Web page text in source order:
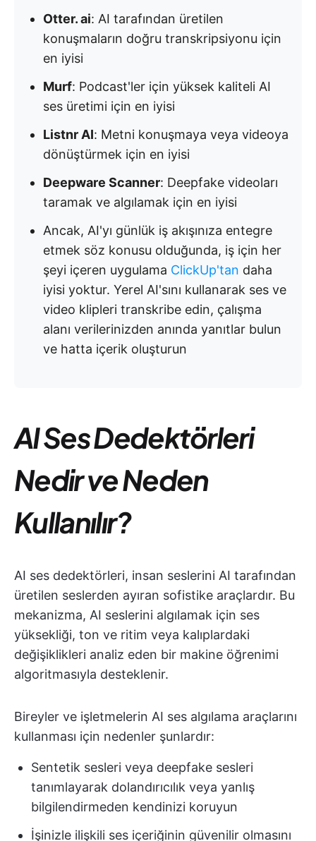
Otter. ai: AI tarafından üretilen
konuşmaların doğru transkripsiyonu için
en iyisi
Murf: Podcast'ler için yüksek kaliteli AI
ses üretimi için en iyisi
Listnr AI: Metni konuşmaya veya videoya
dönüştürmek için en iyisi
Deepware Scanner: Deepfake videoları
taramak ve algılamak için en iyisi
Ancak, AI'yı günlük iş akışınıza entegre
etmek söz konusu olduğunda, iş için her
şeyi içeren uygulama ClickUp'tan daha
iyisi yoktur. Yerel AI'sını kullanarak ses ve
video klipleri transkribe edin, çalışma
alanı verilerinizden anında yanıtlar bulun
ve hatta içerik oluşturun
AI Ses Dedektörleri
Nedir ve Neden
Kullanılır?
AI ses dedektörleri, insan seslerini AI tarafından
üretilen seslerden ayıran sofistike araçlardır. Bu
mekanizma, AI seslerini algılamak için ses
yüksekliği, ton ve ritim veya kalıplardaki
değişiklikleri analiz eden bir makine öğrenimi
algoritmasıyla desteklenir.
Bireyler ve işletmelerin AI ses algılama araçlarını
kullanması için nedenler şunlardır:
Sentetik sesleri veya deepfake sesleri
tanımlayarak dolandırıcılık veya yanlış
bilgilendirmeden kendinizi koruyun
İşinizle ilişkili ses içeriğinin güvenilir olmasını